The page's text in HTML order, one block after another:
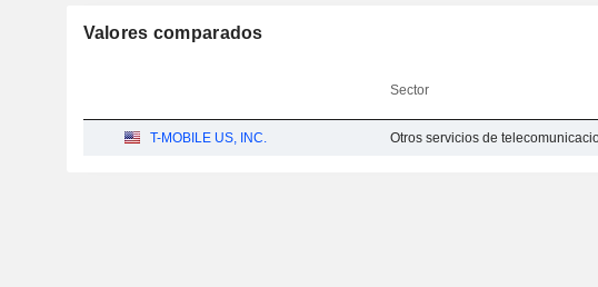
Valores comparados
Sector
T-MOBILE US, INC.